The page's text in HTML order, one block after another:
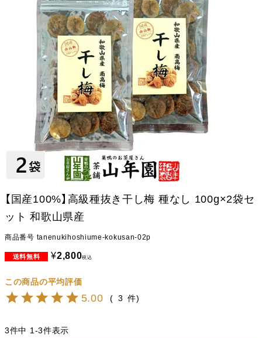
【国産100%】高級種抜き干し梅 種なし 100g×2袋セ
ット 和歌山県産
商品番号 tanenukihoshiume-kokusan-02p
¥2,800税込
5.00 3
3件中 1-3件表示